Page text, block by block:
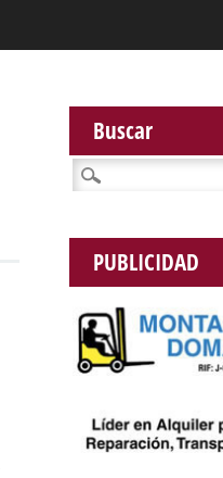
Buscar
Buscar:
PUBLICIDAD